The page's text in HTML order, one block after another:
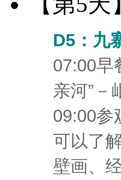
D5：九
07:00早
亲河”－
09:00参
可以了
壁画、